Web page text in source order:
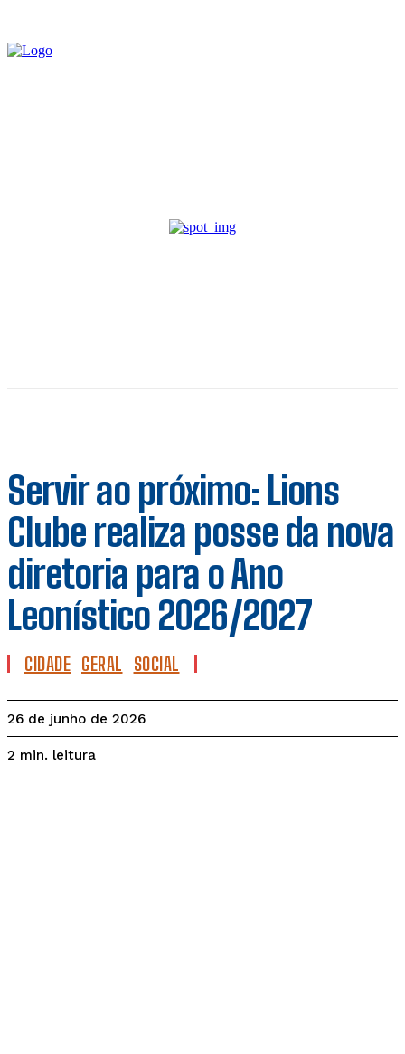
Servir ao próximo: Lions
Clube realiza posse da nova
diretoria para o Ano
Leonístico 2026/2027
CIDADE GERAL SOCIAL
26 de junho de 2026
2 min. leitura